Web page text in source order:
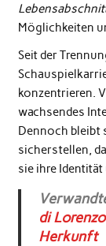
Möglichkeiten
Seit der
konzentrieren.
wachsendes
Dennoch bleibt
sicherstellen,
sie ihre
di
Herkunft